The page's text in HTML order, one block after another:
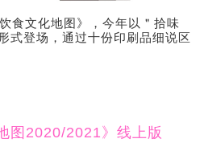
食文化地图》，今年以＂拾味
式登场，通过十份印刷品细说区
图2020/2021》线上版